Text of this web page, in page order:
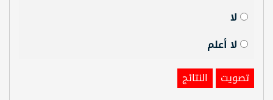
لا
لا أعلم
تصويت
النتائج